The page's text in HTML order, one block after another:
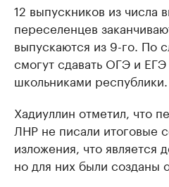
12 выпускников из числа
переселенцев
выпускаются из 9-го. По
смогут сдавать ОГЭ и
школьниками республики.
Хадиуллин отметил, что
ЛНР не писали итоговые
изложения, что является
но для них были созданы